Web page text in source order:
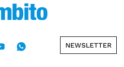
NEWSLETTER